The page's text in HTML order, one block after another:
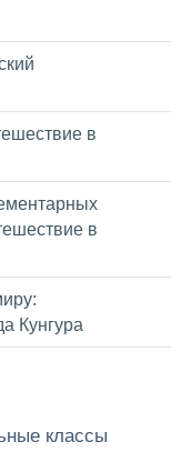
в
в
Кунгура
классы